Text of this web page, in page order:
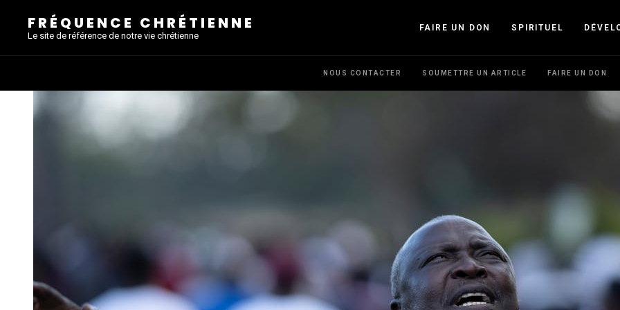
FRÉQUENCE CHRÉTIENNE
Le site de référence de notre vie chrétienne
FAIRE UN DON SPIRITUEL
NOUS CONTACTER SOUMETTRE UN ARTICLE FAIRE UN DON